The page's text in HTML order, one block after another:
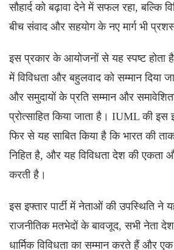
सौहार्द को बढ़ावा देने में सफल रहा, बल्कि
बीच संवाद और सहयोग के नए मार्ग भी
इस प्रकार के आयोजनों से यह स्पष्ट होता है
में विविधता और बहुलवाद को सम्मान दिया
और समुदायों के प्रति सम्मान और
प्रोत्साहित किया जाता है। IUML की इस
फिर से यह साबित किया है कि भारत की
निहित है, और यह विविधता देश की
करती है।
इस इफ्तार पार्टी में नेताओं की उपस्थिति ने
राजनीतिक मतभेदों के बावजूद, सभी नेता
धार्मिक विविधता का सम्मान करते हैं और